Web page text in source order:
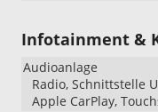
Infotainment &
Audioanlage
Radio, Schnittstelle
Apple CarPlay,